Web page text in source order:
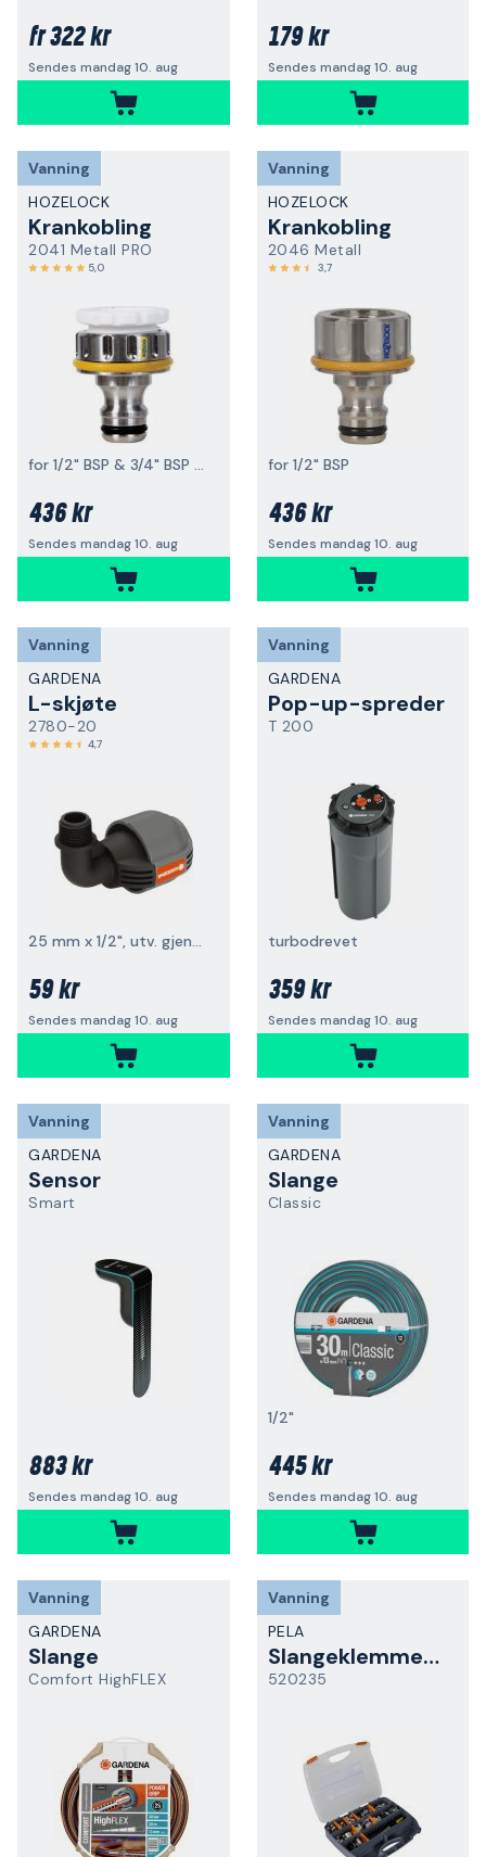
fr322 kr
Sendes mandag 10. aug
179 kr
Sendes mandag 10. aug
Vanning
HOZELOCK
Krankobling
2041 Metall PRO
5,0
for 1/2" BSP & 3/4" BSP utv. gjenge
436 kr
Sendes mandag 10. aug
Vanning
HOZELOCK
Krankobling
2046 Metall
3,7
for 1/2" BSP
436 kr
Sendes mandag 10. aug
Vanning
GARDENA
L-skjøte
2780-20
4,7
25 mm x 1/2", utv. gjenge
59 kr
Sendes mandag 10. aug
Vanning
GARDENA
Pop-up-spreder
T 200
turbodrevet
359 kr
Sendes mandag 10. aug
Vanning
GARDENA
Sensor
Smart
883 kr
Sendes mandag 10. aug
Vanning
GARDENA
Slange
Classic
1/2"
445 kr
Sendes mandag 10. aug
Vanning
GARDENA
Slange
Comfort HighFLEX
Vanning
PELA
Slangeklemmesett
520235